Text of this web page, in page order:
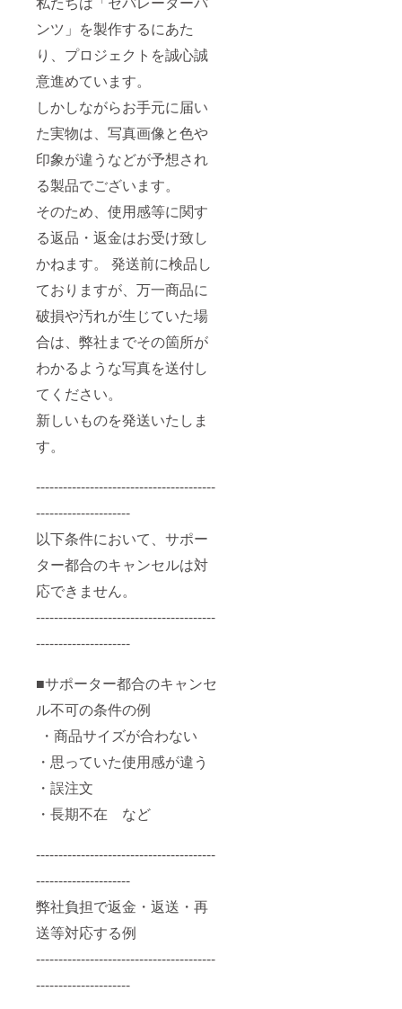
ンツ」を製作するにあた
り、プロジェクトを誠心誠
意進めています。
しかしながらお手元に届い
た実物は、写真画像と色や
印象が違うなどが予想され
る製品でございます。
そのため、使用感等に関す
る返品・返金はお受け致し
かねます。 発送前に検品し
ておりますが、万一商品に
破損や汚れが生じていた場
合は、弊社までその箇所が
わかるような写真を送付し
てください。
新しいものを発送いたしま
す。
----------------------------------------
---------------------
以下条件において、サポー
ター都合のキャンセルは対
応できません。
----------------------------------------
---------------------
■サポーター都合のキャンセ
ル不可の条件の例
・商品サイズが合わない
・思っていた使用感が違う
・誤注文
・長期不在 など
----------------------------------------
---------------------
弊社負担で返金・返送・再
送等対応する例
----------------------------------------
---------------------